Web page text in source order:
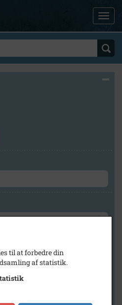
til at forbedre din
af statistik.